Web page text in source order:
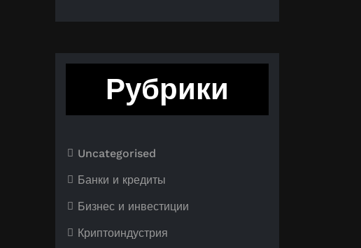
Рубрики
Uncategorised
Банки и кредиты
Бизнес и инвестиции
Криптоиндустрия